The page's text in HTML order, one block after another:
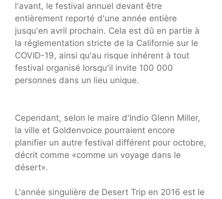
l'avant, le festival annuel devant être
entièrement reporté d'une année entière
jusqu'en avril prochain. Cela est dû en partie à
la réglementation stricte de la Californie sur le
COVID-19, ainsi qu'au risque inhérent à tout
festival organisé lorsqu'il invite 100 000
personnes dans un lieu unique.
Cependant, selon le maire d'Indio Glenn Miller,
la ville et Goldenvoice pourraient encore
planifier un autre festival différent pour octobre,
décrit comme «comme un voyage dans le
désert».
L'année singulière de Desert Trip en 2016 est le